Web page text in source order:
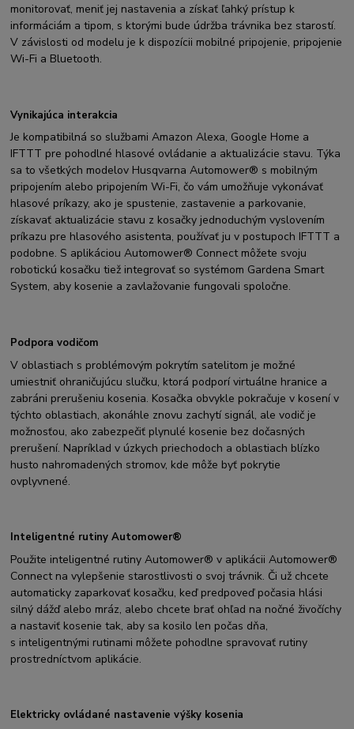
monitorovať, meniť jej nastavenia a získať ľahký prístup k
informáciám a tipom, s ktorými bude údržba trávnika bez starostí.
V závislosti od modelu je k dispozícii mobilné pripojenie, pripojenie
Wi-Fi a Bluetooth.
Vynikajúca interakcia
Je kompatibilná so službami Amazon Alexa, Google Home a
IFTTT pre pohodlné hlasové ovládanie a aktualizácie stavu. Týka
sa to všetkých modelov Husqvarna Automower® s mobilným
pripojením alebo pripojením Wi-Fi, čo vám umožňuje vykonávať
hlasové príkazy, ako je spustenie, zastavenie a parkovanie,
získavať aktualizácie stavu z kosačky jednoduchým vyslovením
príkazu pre hlasového asistenta, používať ju v postupoch IFTTT a
podobne. S aplikáciou Automower® Connect môžete svoju
robotickú kosačku tiež integrovať so systémom Gardena Smart
System, aby kosenie a zavlažovanie fungovali spoločne.
Podpora vodičom
V oblastiach s problémovým pokrytím satelitom je možné
umiestniť ohraničujúcu slučku, ktorá podporí virtuálne hranice a
zabráni prerušeniu kosenia. Kosačka obvykle pokračuje v kosení v
týchto oblastiach, akonáhle znovu zachytí signál, ale vodič je
možnosťou, ako zabezpečiť plynulé kosenie bez dočasných
prerušení. Napríklad v úzkych priechodoch a oblastiach blízko
husto nahromadených stromov, kde môže byť pokrytie
ovplyvnené.
Inteligentné rutiny Automower®
Použite inteligentné rutiny Automower® v aplikácii Automower®
Connect na vylepšenie starostlivosti o svoj trávnik. Či už chcete
automaticky zaparkovať kosačku, keď predpoveď počasia hlási
silný dážď alebo mráz, alebo chcete brať ohľad na nočné živočíchy
a nastaviť kosenie tak, aby sa kosilo len počas dňa,
s inteligentnými rutinami môžete pohodlne spravovať rutiny
prostredníctvom aplikácie.
Elektricky ovládané nastavenie výšky kosenia